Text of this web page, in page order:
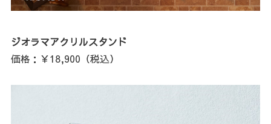
ジオラマアクリルスタンド
価格：￥18,900（税込）